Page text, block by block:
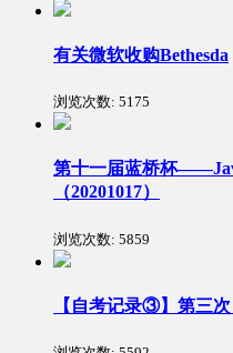
有关微软收购Bethesda
浏览次数: 5175
第十一届蓝桥杯
（20201017）
浏览次数: 5859
【自考记录③】第三次